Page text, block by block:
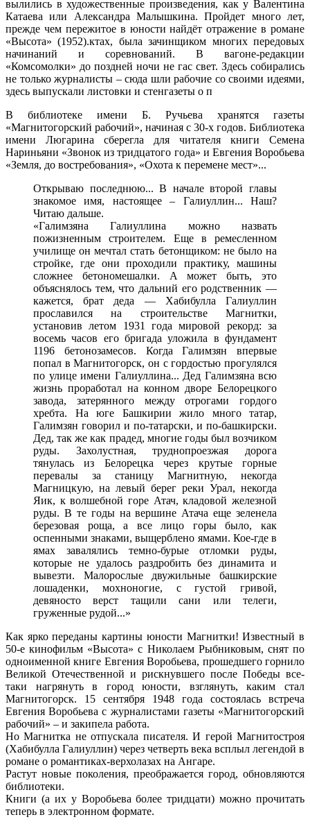
вылились в художественные произведения, как у Валентина
Катаева или Александра Малышкина. Пройдет много лет,
прежде чем пережитое в юности найдёт отражение в романе
«Высота» (1952).ктах, была зачинщиком многих передовых
начинаний и соревнований. В вагоне-редакции
«Комсомолки» до поздней ночи не гас свет. Здесь собирались
не только журналисты – сюда шли рабочие со своими идеями,
здесь выпускали листовки и стенгазеты о п
В библиотеке имени Б. Ручьева хранятся газеты
«Магнитогорский рабочий», начиная с 30-х годов. Библиотека
имени Люгарина сберегла для читателя книги Семена
Нариньяни «Звонок из тридцатого года» и Евгения Воробьева
«Земля, до востребования», «Охота к перемене мест»...
Открываю последнюю... В начале второй главы
знакомое имя, настоящее – Галиуллин... Наш?
Читаю дальше.
«Галимзяна Галиуллина можно назвать
пожизненным строителем. Еще в ремесленном
училище он мечтал стать бетонщиком: не было на
стройке, где они проходили практику, машины
сложнее бетономешалки. А может быть, это
объяснялось тем, что дальний его родственник —
кажется, брат деда — Хабибулла Галиуллин
прославился на строительстве Магнитки,
установив летом 1931 года мировой рекорд: за
восемь часов его бригада уложила в фундамент
1196 бетонозамесов. Когда Галимзян впервые
попал в Магнитогорск, он с гордостью прогулялся
по улице имени Галиуллина... Дед Галимзяна всю
жизнь проработал на конном дворе Белорецкого
завода, затерянного между отрогами гордого
хребта. На юге Башкирии жило много татар,
Галимзян говорил и по-татарски, и по-башкирски.
Дед, так же как прадед, многие годы был возчиком
руды. Захолустная, труднопроезжая дорога
тянулась из Белорецка через крутые горные
перевалы за станицу Магнитную, некогда
Магницкую, на левый берег реки Урал, некогда
Яик, к волшебной горе Атач, кладовой железной
руды. В те годы на вершине Атача еще зеленела
березовая роща, а все лицо горы было, как
оспенными знаками, выщерблено ямами. Кое-где в
ямах завалялись темно-бурые отломки руды,
которые не удалось раздробить без динамита и
вывезти. Малорослые двужильные башкирские
лошаденки, мохноногие, с густой гривой,
девяносто верст тащили сани или телеги,
груженные рудой...»
Как ярко переданы картины юности Магнитки! Известный в
50-е кинофильм «Высота» с Николаем Рыбниковым, снят по
одноименной книге Евгения Воробьева, прошедшего горнило
Великой Отечественной и рискнувшего после Победы все-
таки нагрянуть в город юности, взглянуть, каким стал
Магнитогорск. 15 сентября 1948 года состоялась встреча
Евгения Воробьева с журналистами газеты «Магнитогорский
рабочий» – и закипела работа.
Но Магнитка не отпускала писателя. И герой Магнитостроя
(Хабибулла Галиуллин) через четверть века всплыл легендой в
романе о романтиках-верхолазах на Ангаре.
Растут новые поколения, преображается город, обновляются
библиотеки.
Книги (а их у Воробьева более тридцати) можно прочитать
теперь в электронном формате.